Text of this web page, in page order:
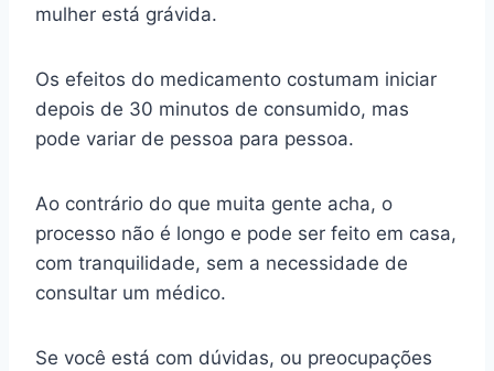
mulher está grávida.
Os efeitos do medicamento costumam iniciar
depois de 30 minutos de consumido, mas
pode variar de pessoa para pessoa.
Ao contrário do que muita gente acha, o
processo não é longo e pode ser feito em casa,
com tranquilidade, sem a necessidade de
consultar um médico.
Se você está com dúvidas, ou preocupações